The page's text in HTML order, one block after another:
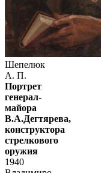
Шепелюк
А. П.
Портрет
генерал-
майора
В.А.Дегтярева,
конструктора
стрелкового
оружия
1940